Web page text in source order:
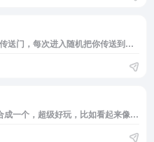
<p> 最没用网站，沙雕网站随机传送门，每次进入随机把你传送到一个沙雕、小众、但很有趣的网站。 </p>
<p> 可以把任意两个emoji表情合成一个，超级好玩，比如看起来像蜜蜂的刺猬 </p>